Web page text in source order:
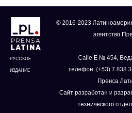
РУССКОЕ
ИЗДАНИЕ
© 2016-2023
агентство
Calle E № 454,
телефон: (+53) 7 838
Пренса
Сайт разработан и
технического